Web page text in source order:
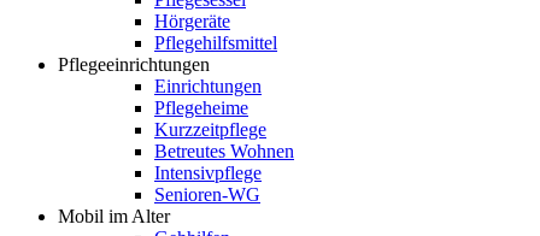
Hörgeräte
Pflegehilfsmittel
Pflegeeinrichtungen
Einrichtungen
Pflegeheime
Kurzzeitpflege
Betreutes Wohnen
Intensivpflege
Senioren-WG
Mobil im Alter